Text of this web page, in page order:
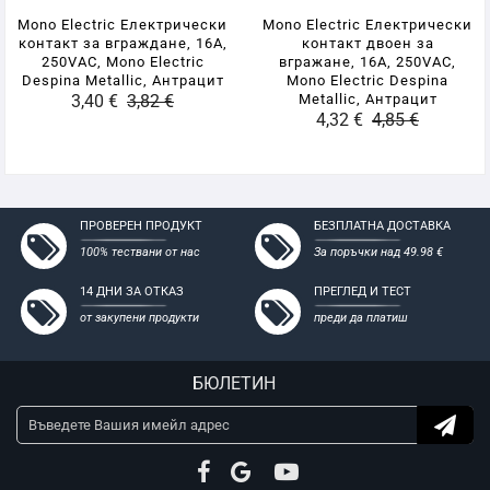
- Съвместими с всички стандартни конзоли за мазилка и
гипсокартон
Mono Electric Електрически
контакт за вграждане, 16A,
250VAC, Mono Electric
Despina Metallic, Антрацит
3,40 € 3,82 €
Mono Electric Електрически
контакт двоен за
вгражане, 16A, 250VAC,
Mono Electric Despina
Metallic, Антрацит
4,32 € 4,85 €
ПРОВЕРЕН ПРОДУКТ
100% тествани от нас
БЕЗПЛАТНА ДОСТАВКА
За поръчки над 49.98 €
14 ДНИ ЗА ОТКАЗ
от закупени продукти
ПРЕГЛЕД И ТЕСТ
преди да платиш
БЮЛЕТИН